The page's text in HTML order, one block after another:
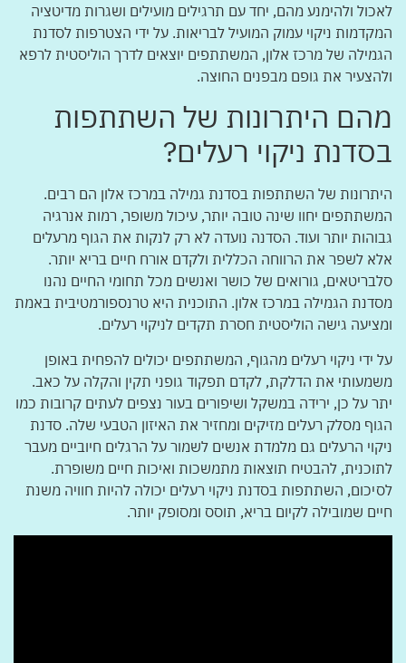
לאכול ולהימנע מהם, יחד עם תרגילים מועילים ושגרות מדיטציה
המקדמות ניקוי עמוק המועיל לבריאות. על ידי הצטרפות לסדנת
הגמילה של מרכז אלון, המשתתפים יוצאים לדרך הוליסטית לרפא
ולהצעיר את גופם מבפנים החוצה.
מהם היתרונות של השתתפות
בסדנת ניקוי רעלים?
היתרונות של השתתפות בסדנת גמילה במרכז אלון הם רבים.
המשתתפים יחוו שינה טובה יותר, עיכול משופר, רמות אנרגיה
גבוהות יותר ועוד. הסדנה נועדה לא רק לנקות את הגוף מרעלים
אלא לשפר את הרווחה הכללית ולקדם אורח חיים בריא יותר.
סלבריטאים, גורואים של כושר ואנשים מכל תחומי החיים נהנו
מסדנת הגמילה במרכז אלון. התוכנית היא טרנספורמטיבית באמת
ומציעה גישה הוליסטית חסרת תקדים לניקוי רעלים.
על ידי ניקוי רעלים מהגוף, המשתתפים יכולים להפחית באופן
משמעותי את הדלקת, לקדם תפקוד גופני תקין והקלה על כאב.
יתר על כן, ירידה במשקל ושיפורים בעור נצפים לעתים קרובות כמו
הגוף מסלק רעלים מזיקים ומחזיר את האיזון הטבעי שלה. סדנת
ניקוי הרעלים גם מלמדת אנשים לשמור על הרגלים חיוביים מעבר
לתוכנית, להבטיח תוצאות מתמשכות ואיכות חיים משופרת.
לסיכום, השתתפות בסדנת ניקוי רעלים יכולה להיות חוויה משנת
חיים שמובילה לקיום בריא, תוסס ומסופק יותר.